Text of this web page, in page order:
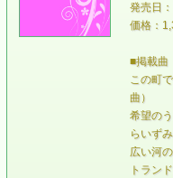
発売日
価格：
■掲載曲
この町
曲）
希望の
らいず
広い河
トラン